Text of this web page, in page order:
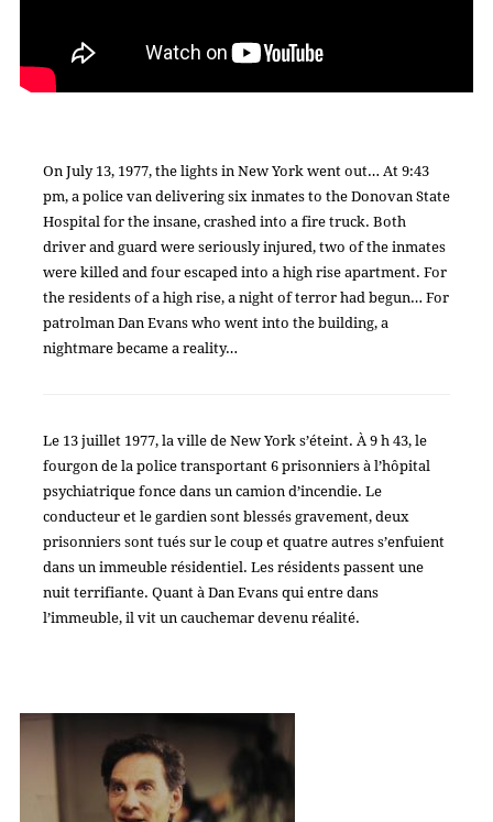
On July 13, 1977, the lights in New York went out… At 9:43
pm, a police van delivering six inmates to the Donovan State
Hospital for the insane, crashed into a fire truck. Both
driver and guard were seriously injured, two of the inmates
were killed and four escaped into a high rise apartment. For
the residents of a high rise, a night of terror had begun… For
patrolman Dan Evans who went into the building, a
nightmare became a reality…
Le 13 juillet 1977, la ville de New York s’éteint. À 9 h 43, le
fourgon de la police transportant 6 prisonniers à l’hôpital
psychiatrique fonce dans un camion d’incendie. Le
conducteur et le gardien sont blessés gravement, deux
prisonniers sont tués sur le coup et quatre autres s’enfuient
dans un immeuble résidentiel. Les résidents passent une
nuit terrifiante. Quant à Dan Evans qui entre dans
l’immeuble, il vit un cauchemar devenu réalité.